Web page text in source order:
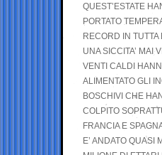
QUEST’ESTATE
PORTATO
RECORD IN TUTTA
UNA SICCITA’ MAI
VENTI CALDI
ALIMENTATO GLI
BOSCHIVI CHE
COLPITO
FRANCIA E
E’ ANDATO QUASI